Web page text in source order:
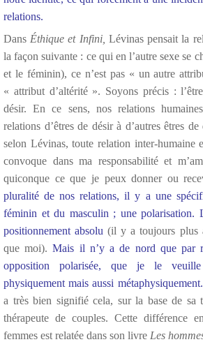
relations.
Dans Éthique et Infini, Lévinas pensait la
la façon suivante : ce qui en l’autre sexe se
et le féminin), ce n’est pas « un autre
« attribut d’altérité ». Soyons précis :
désir. En ce sens, nos relations
relations d’êtres de désir à d’autres êtres
selon Lévinas, toute relation inter-humaine
convoque dans ma responsabilité et
quiconque ce que je peux donner ou
pluralité de nos relations, il y a une
féminin et du masculin ; une polarisation.
positionnement absolu (il y a toujours plus
que moi).Mais il n’y a de nord que par
opposition polarisée, que je le
physiquement mais aussi métaphysiquement.
a très bien signifié cela, sur la base de sa
thérapeute de couples. Cette différence
femmes est relatée dans son livre Les